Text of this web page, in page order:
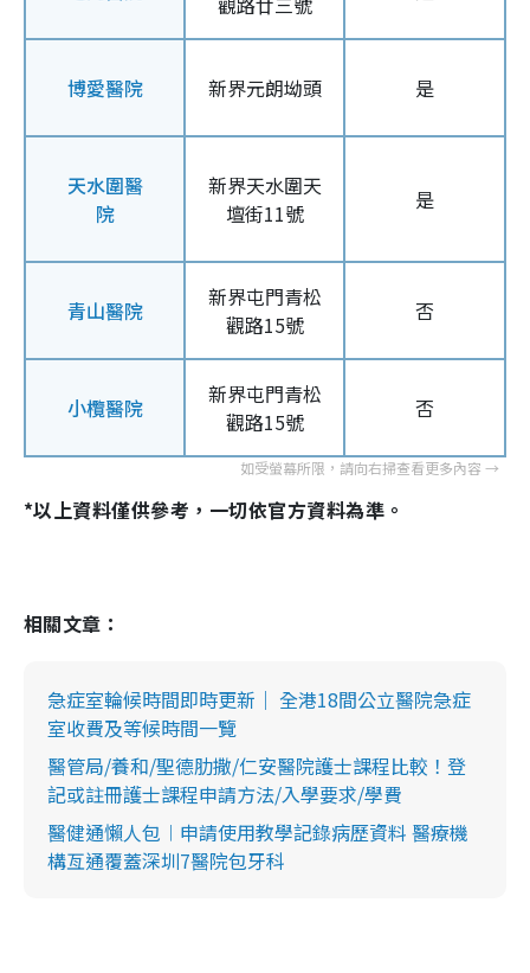
博愛醫院 新界元朗坳頭 是
天水圍醫
院
新界天水圍天
壇街11號
是
青山醫院
新界屯門青松
觀路15號
否
小欖醫院
新界屯門青松
觀路15號
否
*以上資料僅供參考，一切依官方資料為準。
相關文章：
急症室輪候時間即時更新｜ 全港18間公立醫院急症
室收費及等候時間一覽
醫管局/養和/聖德肋撒/仁安醫院護士課程比較！登
記或註冊護士課程申請方法/入學要求/學費
醫健通懶人包︱申請使用教學記錄病歷資料 醫療機
構亙通覆蓋深圳7醫院包牙科